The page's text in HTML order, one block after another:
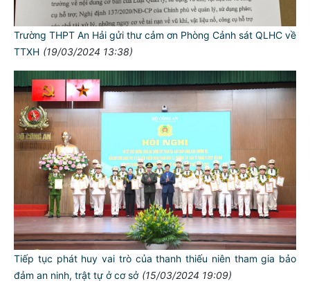
Trường THPT An Hải gửi thư cảm ơn Phòng Cảnh sát QLHC về
TTXH (19/03/2024 13:38)
Tiếp tục phát huy vai trò của thanh thiếu niên tham gia bảo
đảm an ninh, trật tự ở cơ sở (15/03/2024 19:09)